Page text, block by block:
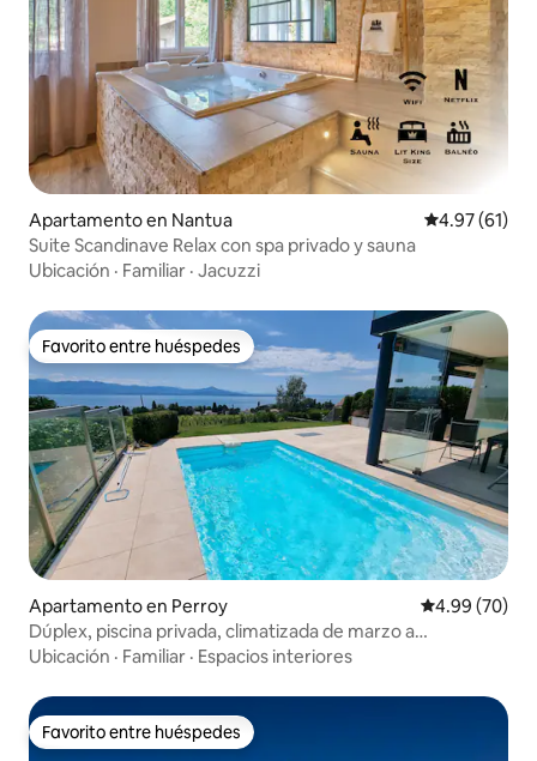
Apartamento en Nantua Calificación
4.97 (61)
Suite Scandinave Relax con spa privado y sauna
Ubicación · Familiar · Jacuzzi
Favorito entre huéspedes
Favorito entre huéspedes
Apartamento en Perroy Calificación
4.99 (70)
Dúplex, piscina privada, climatizada de marzo a
noviembre
Ubicación · Familiar · Espacios interiores
Favorito entre huéspedes
Favorito entre huéspedes